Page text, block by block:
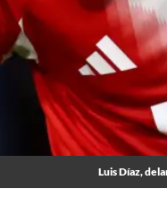
Luis Díaz,